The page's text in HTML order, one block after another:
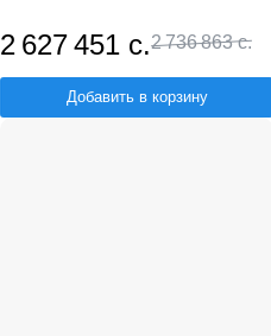
2 627 451 с.2 736 863 с.
Добавить в корзину